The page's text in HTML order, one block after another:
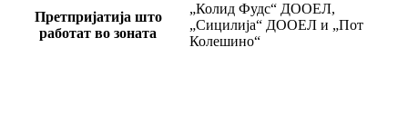
Претпријатија што
работат во зоната
„Колид Фудс“ ДООЕЛ,
„Сицилија“ ДООЕЛ и „Пот
Колешино“